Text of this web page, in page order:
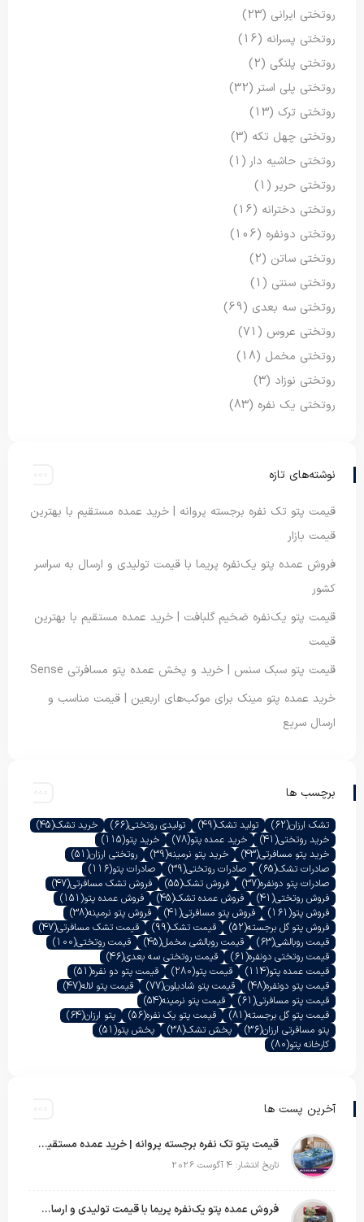
روتختی ایرانی (23)
روتختی پسرانه (16)
روتختی پلنگی (2)
روتختی پلی استر (32)
روتختی ترک (13)
روتختی چهل تکه (3)
روتختی حاشیه دار (1)
روتختی حریر (1)
روتختی دخترانه (16)
روتختی دونفره (106)
روتختی ساتن (2)
روتختی سنتی (1)
روتختی سه بعدی (69)
روتختی عروس (71)
روتختی مخمل (18)
روتختی نوزاد (3)
روتختی یک نفره (83)
نوشته‌های تازه
قیمت پتو تک نفره برجسته پروانه | خرید عمده مستقیم با بهترین
قیمت بازار
فروش عمده پتو یک‌نفره پریما با قیمت تولیدی و ارسال به سراسر
کشور
قیمت پتو یک‌نفره ضخیم گلبافت | خرید عمده مستقیم با بهترین
قیمت
قیمت پتو سبک سنس | خرید و پخش عمده پتو مسافرتی Sense
خرید عمده پتو مینک برای موکب‌های اربعین | قیمت مناسب و
ارسال سریع
برچسب ها
تشک ارزان(62) تولید تشک(49) تولیدی روتختی(66) خرید تشک(45)
خرید روتختی(41) خرید عمده پتو(78) خرید پتو(115)
خرید پتو مسافرتی(43) خرید پتو نرمینه(39) روتختی ارزان(51)
صادرات تشک(65) صادرات روتختی(39) صادرات پتو(116)
صادرات پتو دونفره(37) فروش تشک(55) فروش تشک مسافرتی(47)
فروش روتختی(41) فروش عمده تشک(45) فروش عمده پتو(151)
فروش پتو(161) فروش پتو مسافرتی(41) فروش پتو نرمینه(38)
فروش پتو گل برجسته(52) قیمت تشک(99) قیمت تشک مسافرتی(47)
قیمت روبالشی(63) قیمت روبالشی مخمل(45) قیمت روتختی(100)
قیمت روتختی دونفره(61) قیمت روتختی سه بعدی(46)
قیمت عمده پتو(114) قیمت پتو(280) قیمت پتو دو نفره(51)
قیمت پتو دونفره(48) قیمت پتو شادیلون(77) قیمت پتو لاله(47)
قیمت پتو مسافرتی(61) قیمت پتو نرمینه(54)
قیمت پتو گل برجسته(81) قیمت پتو یک نفره(56) پتو ارزان(64)
پتو مسافرتی ارزان(36) پخش تشک(38) پخش پتو(51)
کارخانه پتو(80)
آخرین پست ها
قیمت پتو تک نفره برجسته پروانه | خرید عمده مستقیم با بهترین قیمت بازار
تاریخ انتشار: 4 آگوست 2026
فروش عمده پتو یک‌نفره پریما با قیمت تولیدی و ارسال به سراسر کشور